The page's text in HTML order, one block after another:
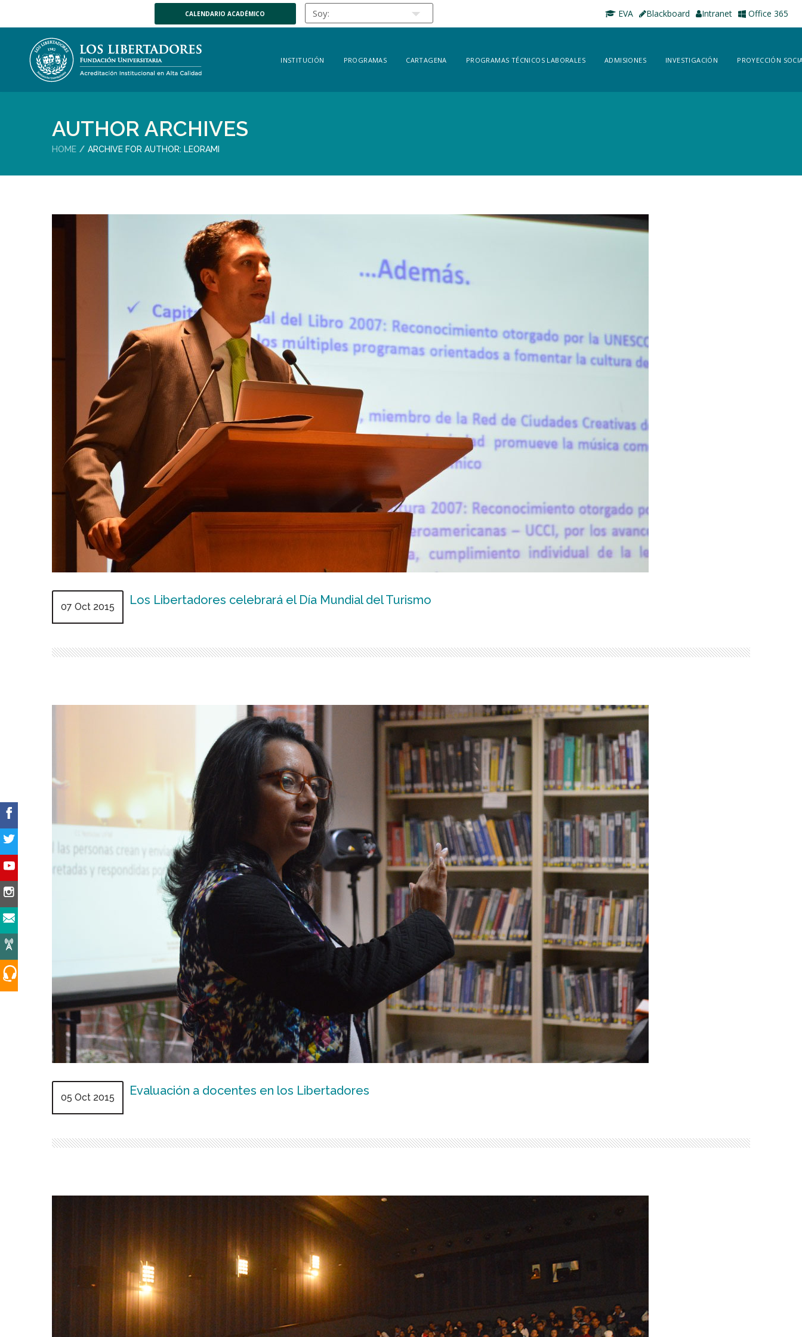
CALENDARIO ACADÉMICO EVA Blackboard Intranet Office 365
INSTITUCIÓN PROGRAMAS CARTAGENA PROGRAMAS TÉCNICOS LABORALES ADMISIONES INVESTIGACIÓN PROYECCIÓN
AUTHOR ARCHIVES
HOME ARCHIVE FOR AUTHOR: LEORAMI
07 Oct 2015 Los Libertadores celebrará el Día Mundial del Turismo
05 Oct 2015 Evaluación a docentes en los Libertadores